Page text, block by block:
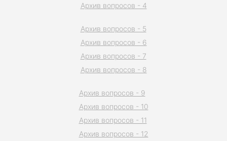
Архив вопросов - 4
Архив вопросов - 5
Архив вопросов - 6
Архив вопросов - 7
Архив вопросов - 8
Архив вопросов - 9
Архив вопросов - 10
Архив вопросов - 11
Архив вопросов - 12